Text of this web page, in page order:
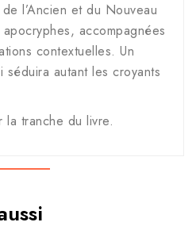
l’Ancien et du Nouveau
accompagnées
contextuelles. Un
autant les croyants
la tranche du livre.